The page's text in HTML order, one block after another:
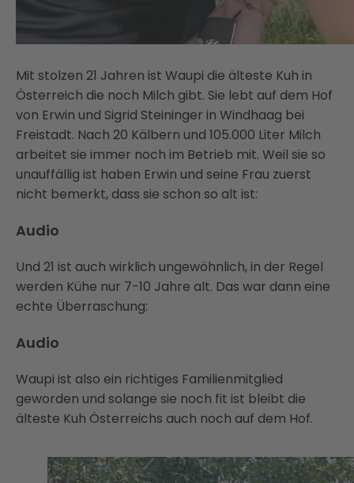
Mit stolzen 21 Jahren ist Waupi die älteste Kuh in
Österreich die noch Milch gibt. Sie lebt auf dem Hof
von Erwin und Sigrid Steininger in Windhaag bei
Freistadt. Nach 20 Kälbern und 105.000 Liter Milch
arbeitet sie immer noch im Betrieb mit. Weil sie so
unauffällig ist haben Erwin und seine Frau zuerst
nicht bemerkt, dass sie schon so alt ist:
Audio
Und 21 ist auch wirklich ungewöhnlich, in der Regel
werden Kühe nur 7-10 Jahre alt. Das war dann eine
echte Überraschung:
Audio
Waupi ist also ein richtiges Familienmitglied
geworden und solange sie noch fit ist bleibt die
älteste Kuh Österreichs auch noch auf dem Hof.